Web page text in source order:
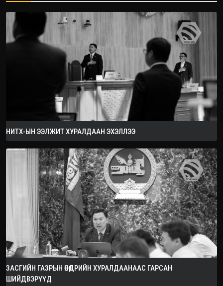
2026.08.08
НИТХ-ЫН ЭЭЛЖИТ ХУРАЛДААН ЭХЭЛЛЭЭ
ЗАСГИЙН ГАЗРЫН ӨНӨӨДРИЙН ХУРАЛДААНААС ГАРСАН
ШИЙДВЭРҮҮД